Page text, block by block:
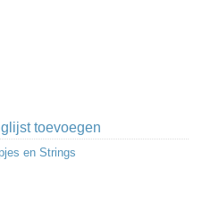
toevoegen
en Strings